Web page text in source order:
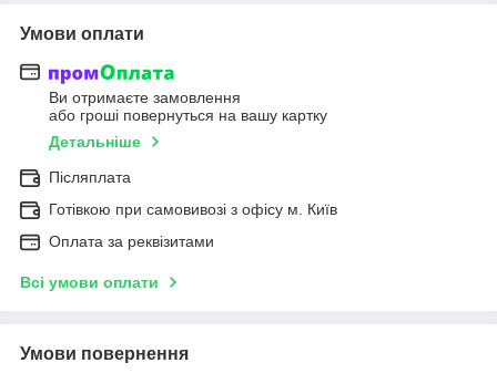
Умови оплати
Ви отримаєте замовлення
або гроші повернуться на вашу картку
Детальніше
Післяплата
Готівкою при самовивозі з офісу м. Київ
Оплата за реквізитами
Всі умови оплати
Умови повернення